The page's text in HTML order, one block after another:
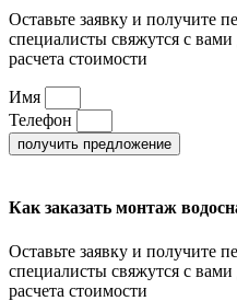
Оставьте заявку и получите
специалисты свяжутся с
расчета стоимости
Имя
Телефон
получить предложение
Как заказать монтаж
Оставьте заявку и получите
специалисты свяжутся с
расчета стоимости